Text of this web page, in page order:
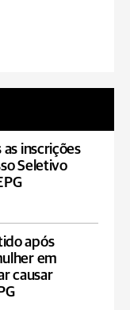
as inscrições
Seletivo
após
em
causar